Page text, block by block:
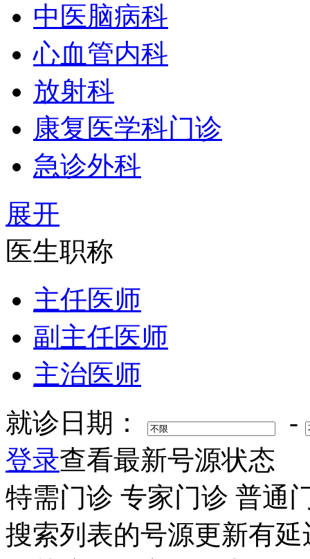
中医脑病科
心血管内科
放射科
康复医学科门诊
急诊外科
展开
医生职称
主任医师
副主任医师
主治医师
就诊日期：
-
登录查看最新号源状态
特需门诊 专家门诊 普通
搜索列表的号源更新有